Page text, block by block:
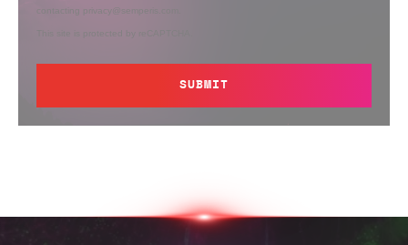
contacting privacy@semperis.com.
This site is protected by reCAPTCHA.
SUBMIT